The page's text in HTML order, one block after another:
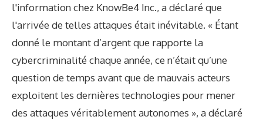
l'information chez KnowBe4 Inc., a déclaré que
l'arrivée de telles attaques était inévitable. « Étant
donné le montant d’argent que rapporte la
cybercriminalité chaque année, ce n’était qu’une
question de temps avant que de mauvais acteurs
exploitent les dernières technologies pour mener
des attaques véritablement autonomes », a déclaré